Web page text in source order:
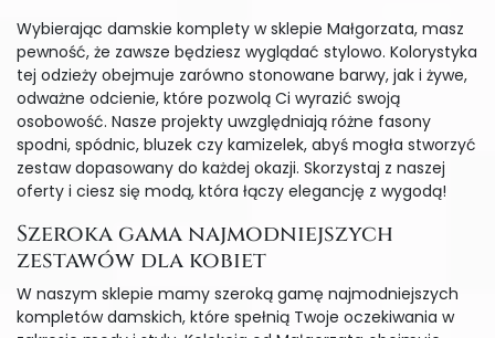
Wybierając damskie komplety w sklepie Małgorzata, masz
pewność, że zawsze będziesz wyglądać stylowo. Kolorystyka
tej odzieży obejmuje zarówno stonowane barwy, jak i żywe,
odważne odcienie, które pozwolą Ci wyrazić swoją
osobowość. Nasze projekty uwzględniają różne fasony
spodni, spódnic, bluzek czy kamizelek, abyś mogła stworzyć
zestaw dopasowany do każdej okazji. Skorzystaj z naszej
oferty i ciesz się modą, która łączy elegancję z wygodą!
Szeroka gama najmodniejszych
zestawów dla kobiet
W naszym sklepie mamy szeroką gamę najmodniejszych
kompletów damskich, które spełnią Twoje oczekiwania w